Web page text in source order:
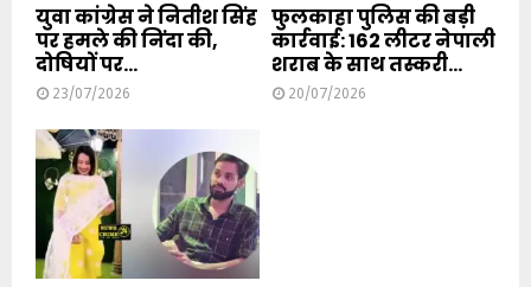
युवा कांग्रेस ने नितीश सिंह
पर हमले की निंदा की,
दोषियों पर...
23/07/2026
फुलकाहा पुलिस की बड़ी
कार्रवाई: 162 लीटर नेपाली
शराब के साथ तस्करी...
20/07/2026